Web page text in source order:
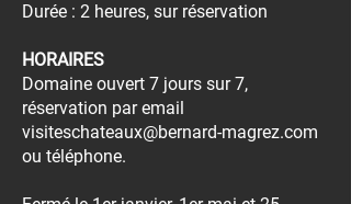
Durée : 2 heures, sur réservation
HORAIRES
Domaine ouvert 7 jours sur 7,
réservation par email
visiteschateaux@bernard-magrez.com
ou téléphone.